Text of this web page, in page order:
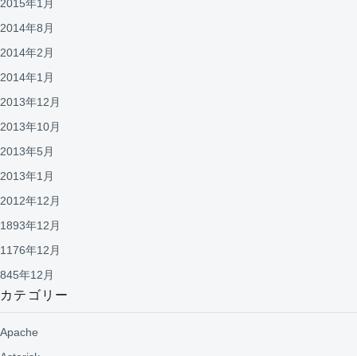
2015年1月
2014年8月
2014年2月
2014年1月
2013年12月
2013年10月
2013年5月
2013年1月
2012年12月
1893年12月
1176年12月
845年12月
カテゴリー
Apache